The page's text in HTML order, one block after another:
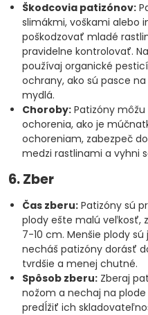
Škodcovia patizónov:
slimákmi, voškami alebo
poškodzovať mladé
pravidelne kontrolovať.
používaj organické
ochrany, ako sú pasce
mydlá.
Choroby: Patizóny
ochorenia, ako je
ochoreniam, zabezpeč
medzi rastlinami a vyhni
6. Zber
Čas zberu: Patizóny sú
plody ešte malú veľkosť,
7-10 cm. Menšie plody
necháš patizóny dorásť
tvrdšie a menej chutné.
Spôsob zberu: Zberaj
nožom a nechaj na
predĺžiť ich